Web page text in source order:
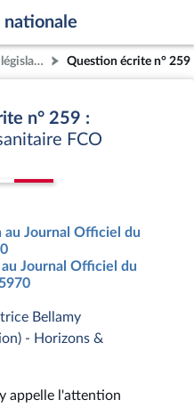
nationale
législature Question écrite n° 259
n° 259 :
FCO
au Journal Officiel du
Journal Officiel du
Bellamy
- Horizons &
appelle l'attention